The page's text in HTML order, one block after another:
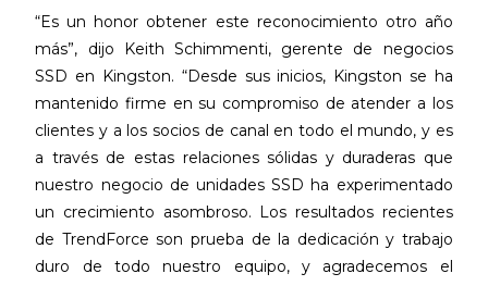
“Es un honor obtener este reconocimiento otro año
más”, dijo Keith Schimmenti, gerente de negocios
SSD en Kingston. “Desde sus inicios, Kingston se ha
mantenido firme en su compromiso de atender a los
clientes y a los socios de canal en todo el mundo, y es
a través de estas relaciones sólidas y duraderas que
nuestro negocio de unidades SSD ha experimentado
un crecimiento asombroso. Los resultados recientes
de TrendForce son prueba de la dedicación y trabajo
duro de todo nuestro equipo, y agradecemos el